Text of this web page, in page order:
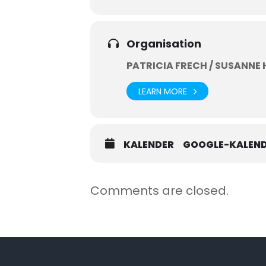
Organisation
PATRICIA FRECH / SUSANNE
LEARN MORE
KALENDER GOOGLE-
Comments are closed.